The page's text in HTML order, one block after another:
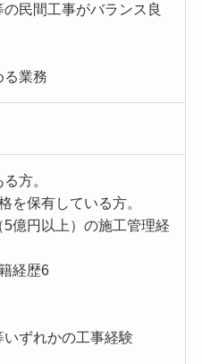
民間工事がバランス良
る業務
方。
を保有している方。
5億円以上）の施工管理経
経歴6
ずれかの工事経験